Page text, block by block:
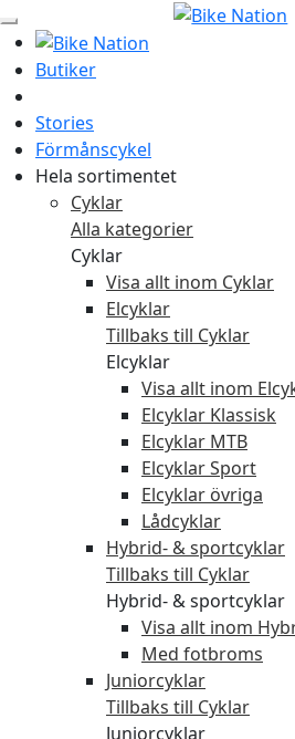
Butiker
Stories
Förmånscykel
Hela sortimentet
Cyklar
Alla kategorier
Cyklar
Visa allt inom Cyklar
Elcyklar
Tillbaks till Cyklar
Elcyklar
Visa allt inom
Elcyklar Klassisk
Elcyklar MTB
Elcyklar Sport
Elcyklar övriga
Lådcyklar
Hybrid- & sportcyklar
Tillbaks till Cyklar
Hybrid- & sportcyklar
Visa allt inom
Med fotbroms
Juniorcyklar
Tillbaks till Cyklar
Juniorcyklar